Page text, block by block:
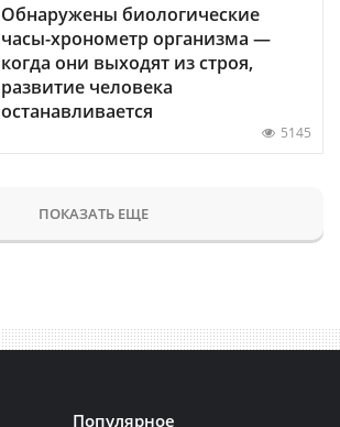
Обнаружены биологические
часы-хронометр организма —
когда они выходят из строя,
развитие человека
останавливается
5145
ПОКАЗАТЬ ЕЩЕ
Популярное